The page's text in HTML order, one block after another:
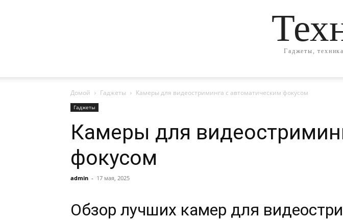
Гаджеты,
Домой Гаджеты Камеры для видеостриминга с автоматическим фокусом
Гаджеты
Камеры для
фокусом
admin - 17 мая, 2025
Обзор лучших камер для